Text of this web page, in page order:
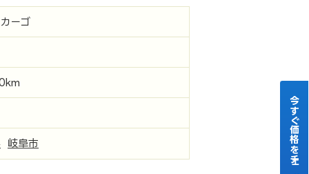
ーゴ
岐阜市 今すぐ価格をチェック！